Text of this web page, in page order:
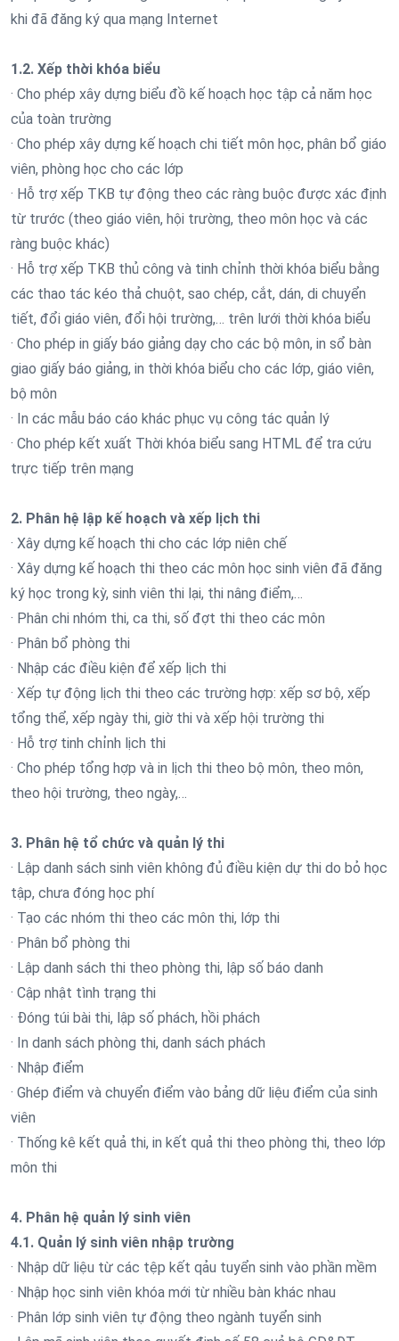
khi đã đăng ký qua mạng Internet
1.2. Xếp thời khóa biểu
· Cho phép xây dựng biểu đồ kế hoạch học tập cả năm học
của toàn trường
· Cho phép xây dựng kế hoạch chi tiết môn học, phân bổ giáo
viên, phòng học cho các lớp
· Hỗ trợ xếp TKB tự động theo các ràng buộc được xác định
từ trước (theo giáo viên, hội trường, theo môn học và các
ràng buộc khác)
· Hỗ trợ xếp TKB thủ công và tinh chỉnh thời khóa biểu bằng
các thao tác kéo thả chuột, sao chép, cắt, dán, di chuyển
tiết, đổi giáo viên, đổi hội trường,… trên lưới thời khóa biểu
· Cho phép in giấy báo giảng dạy cho các bộ môn, in sổ bàn
giao giấy báo giảng, in thời khóa biểu cho các lớp, giáo viên,
bộ môn
· In các mẫu báo cáo khác phục vụ công tác quản lý
· Cho phép kết xuất Thời khóa biểu sang HTML để tra cứu
trực tiếp trên mạng
2. Phân hệ lập kế hoạch và xếp lịch thi
· Xây dựng kế hoạch thi cho các lớp niên chế
· Xây dựng kế hoạch thi theo các môn học sinh viên đã đăng
ký học trong kỳ, sinh viên thi lại, thi nâng điểm,…
· Phân chi nhóm thi, ca thi, số đợt thi theo các môn
· Phân bổ phòng thi
· Nhập các điều kiện để xếp lịch thi
· Xếp tự động lịch thi theo các trường hợp: xếp sơ bộ, xếp
tổng thể, xếp ngày thi, giờ thi và xếp hội trường thi
· Hỗ trợ tinh chỉnh lịch thi
· Cho phép tổng hợp và in lịch thi theo bộ môn, theo môn,
theo hội trường, theo ngày,…
3. Phân hệ tổ chức và quản lý thi
· Lập danh sách sinh viên không đủ điều kiện dự thi do bỏ học
tập, chưa đóng học phí
· Tạo các nhóm thi theo các môn thi, lớp thi
· Phân bổ phòng thi
· Lập danh sách thi theo phòng thi, lập số báo danh
· Cập nhật tình trạng thi
· Đóng túi bài thi, lập số phách, hồi phách
· In danh sách phòng thi, danh sách phách
· Nhập điểm
· Ghép điểm và chuyển điểm vào bảng dữ liệu điểm của sinh
viên
· Thống kê kết quả thi, in kết quả thi theo phòng thi, theo lớp
môn thi
4. Phân hệ quản lý sinh viên
4.1. Quản lý sinh viên nhập trường
· Nhập dữ liệu từ các tệp kết qảu tuyển sinh vào phần mềm
· Nhập học sinh viên khóa mới từ nhiều bàn khác nhau
· Phân lớp sinh viên tự động theo ngành tuyển sinh